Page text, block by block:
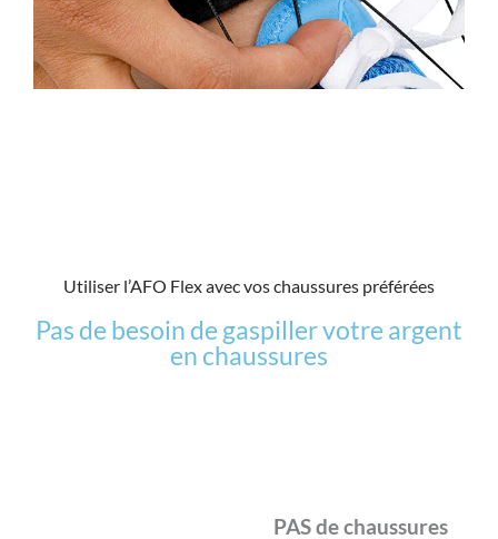
Utiliser l’AFO Flex avec vos chaussures préférées
Pas de besoin de gaspiller votre argent
en chaussures
PAS de chaussures